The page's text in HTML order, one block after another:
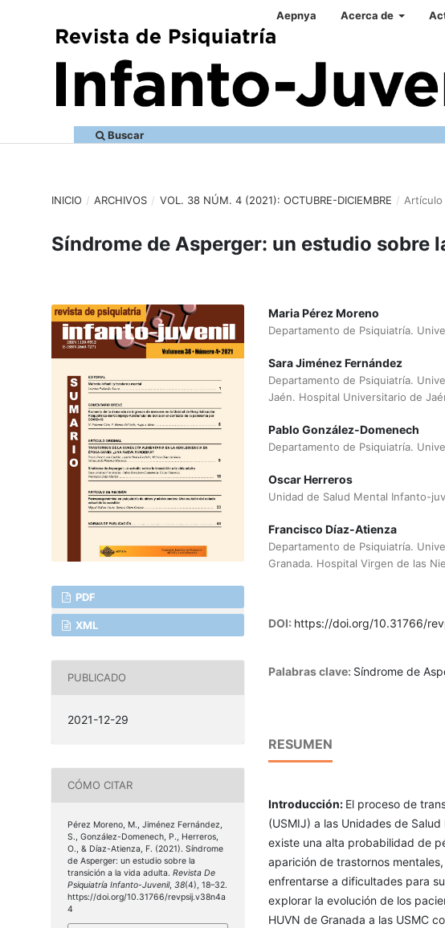
Aepnya Acerca de
Buscar
INICIO / ARCHIVOS / VOL. 38 NÚM. 4 (2021): OCTUBRE-DICIEMBRE / Artículo
Síndrome de Asperger: un estudio sobre
PDF
XML
PUBLICADO
2021-12-29
CÓMO CITAR
Pérez Moreno, M., Jiménez Fernández,
S., González-Domenech, P., Herreros,
O., & Díaz-Atienza, F. (2021). Síndrome
de Asperger: un estudio sobre la
transición a la vida adulta. Revista De
Psiquiatría Infanto-Juvenil, 38(4), 18–32.
https://doi.org/10.31766/revpsij.v38n4a
4
Maria Pérez Moreno
Departamento de Psiquiatría.
Sara Jiménez Fernández
Departamento de Psiquiatría.
Jaén. Hospital Universitario de
Pablo González-Domenech
Departamento de Psiquiatría.
Oscar Herreros
Unidad de Salud Mental Infanto-
Francisco Díaz-Atienza
Departamento de Psiquiatría.
Granada. Hospital Virgen de las
DOI: https://doi.org/10.31766/
Palabras clave: Síndrome de
RESUMEN
Introducción: El proceso de
(USMIJ) a las Unidades de
existe una alta probabilidad de
aparición de trastornos
enfrentarse a dificultades para
explorar la evolución de los
HUVN de Granada a las USMC